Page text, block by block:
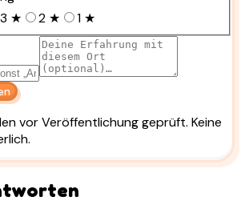
3 ★ 2 ★ 1 ★
vor Veröffentlichung geprüft. Keine